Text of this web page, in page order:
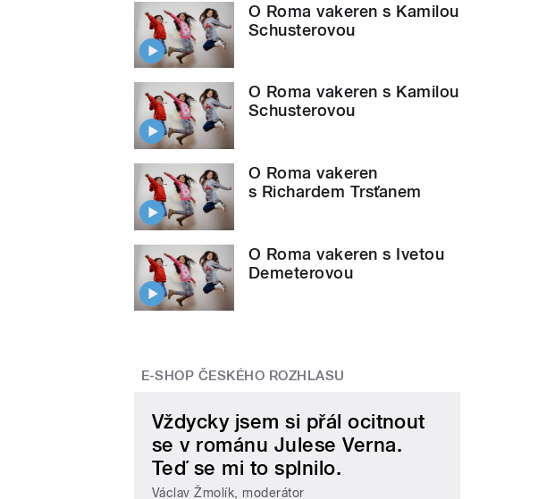
O Roma vakeren s Kamilou
Schusterovou
O Roma vakeren s Kamilou
Schusterovou
O Roma vakeren
s Richardem Trsťanem
O Roma vakeren s Ivetou
Demeterovou
E-SHOP ČESKÉHO ROZHLASU
Vždycky jsem si přál ocitnout
se v románu Julese Verna.
Teď se mi to splnilo.
Václav Žmolík, moderátor